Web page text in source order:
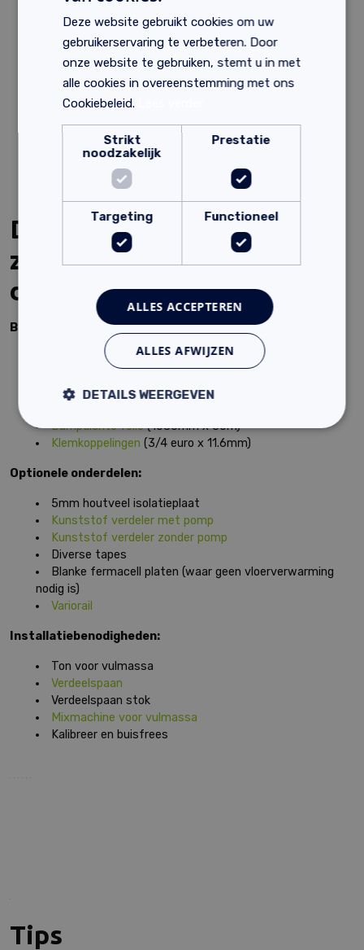
Zeer snel reagerend systeem (binnen 30 minuten
Energiezuinig.
Makkelijk te installeren.
Wordt ook gebruikt als hoofdverwarming.
De onderdelen die nodig
zijn voor het monteren van
de vloerverwarming zijn:
Basisonderdelen:
1000 x 600 x 18mm gipsvezelplaat
Vulmassa(25kg per zak)
Dampdichte folie(1030mm x 50m)
Klemkoppelingen (3/4 euro x 11.6mm)
Optionele onderdelen:
5mm houtveel isolatieplaat
Kunststof verdeler met pomp
Kunststof verdeler zonder pomp
Diverse tapes
Blanke fermacell platen (waar geen vloerverwarming
nodig is)
Variorail
Installatiebenodigheden:
Ton voor vulmassa
Verdeelspaan
Verdeelspaan stok
Mixmachine voor vulmassa
Kalibreer en buisfrees
Tips
Deze website gebruikt cookies om uw
gebruikerservaring te verbeteren. Door
onze website te gebruiken, stemt u in met
alle cookies in overeenstemming met ons
Cookiebeleid.
Strikt
noodzakelijk
Prestatie
Targeting Functioneel
ALLES ACCEPTEREN
ALLES AFWIJZEN
DETAILS WEERGEVEN